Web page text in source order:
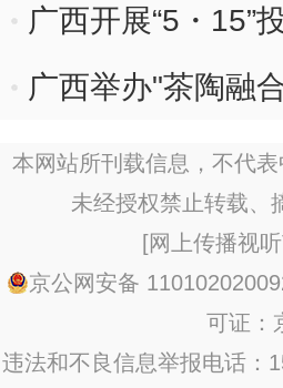
广西开展“5・15”
广西举办"茶陶融
动
本网站所刊载信息，不代
未经授权禁止转载、
[网上传播视
京公网安备
可证：
违法和不良信息举报电话：